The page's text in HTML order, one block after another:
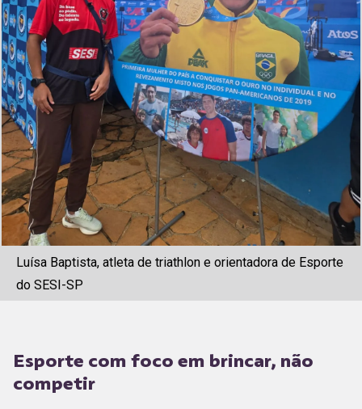
Luísa Baptista, atleta de triathlon e orientadora de Esporte
do SESI-SP
Esporte com foco em brincar, não
competir